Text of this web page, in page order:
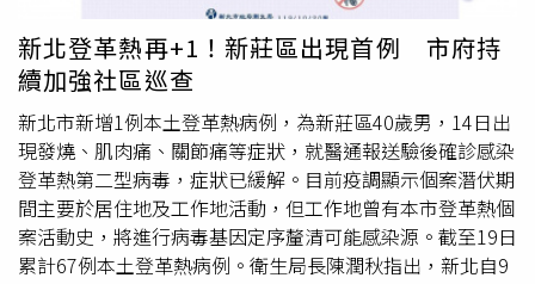
褲、使用政府機關核可含有效成分的防蚊藥劑，避免被蚊叮
咬。
新北登革熱再+1！新莊區出現首例 市府持
續加強社區巡查
新北市新增1例本土登革熱病例，為新莊區40歲男，14日出
現發燒、肌肉痛、關節痛等症狀，就醫通報送驗後確診感染
登革熱第二型病毒，症狀已緩解。目前疫調顯示個案潛伏期
間主要於居住地及工作地活動，但工作地曾有本市登革熱個
案活動史，將進行病毒基因定序釐清可能感染源。截至19日
累計67例本土登革熱病例。衛生局長陳潤秋指出，新北自9